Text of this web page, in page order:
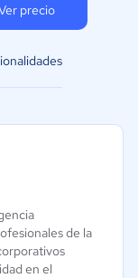
precio
de la
en el